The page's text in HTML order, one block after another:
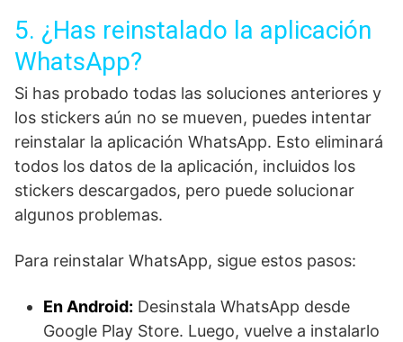
5. ¿Has reinstalado la aplicación
WhatsApp?
Si has probado todas las soluciones anteriores y
los stickers aún no se mueven, puedes intentar
reinstalar la aplicación WhatsApp. Esto eliminará
todos los datos de la aplicación, incluidos los
stickers descargados, pero puede solucionar
algunos problemas.
Para reinstalar WhatsApp, sigue estos pasos:
En Android: Desinstala WhatsApp desde
Google Play Store. Luego, vuelve a instalarlo